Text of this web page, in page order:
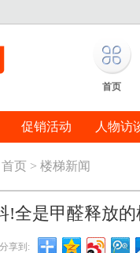
首页
促销活动 人物访
首页 > 楼梯新闻
!全是甲醛释放
分享到: